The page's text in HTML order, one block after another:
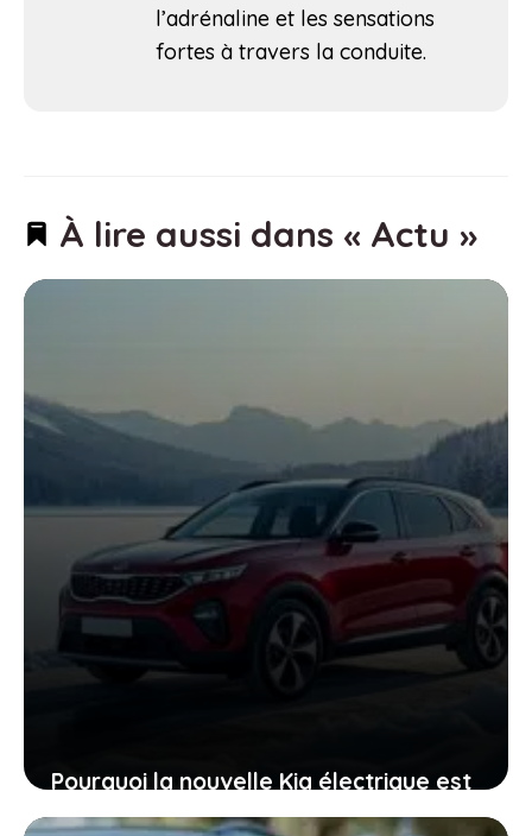
l’adrénaline et les sensations
fortes à travers la conduite.
À lire aussi dans « Actu »
Pourquoi la nouvelle Kia électrique est
votre meilleure alliée quand le